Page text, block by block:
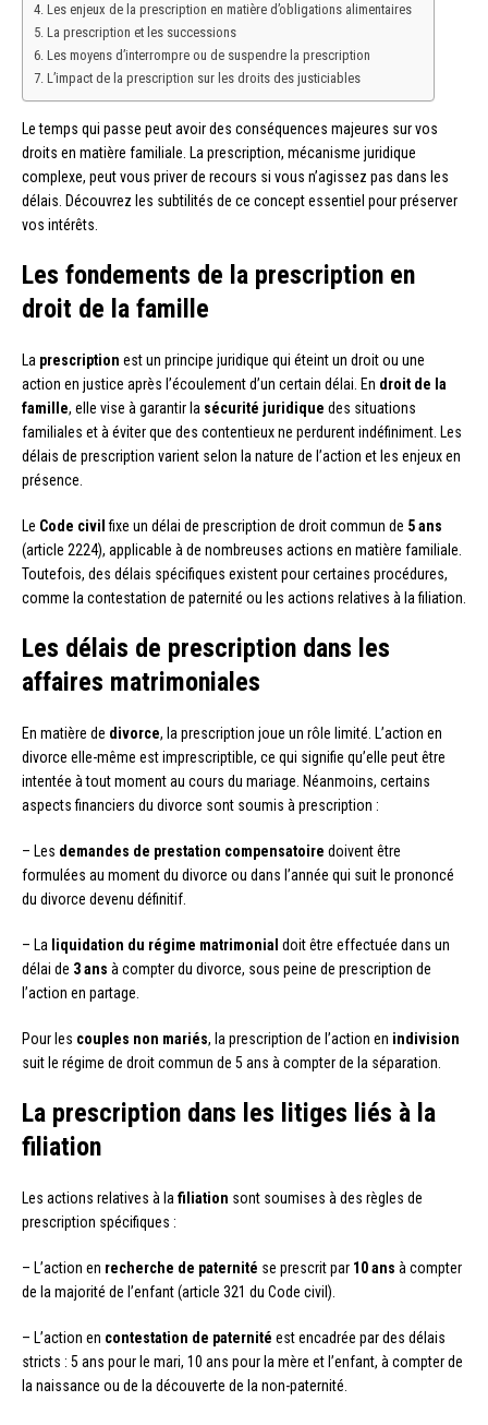
Les enjeux de la prescription en matière d’obligations alimentaires
La prescription et les successions
Les moyens d’interrompre ou de suspendre la prescription
L’impact de la prescription sur les droits des justiciables
Le temps qui passe peut avoir des conséquences majeures sur vos
droits en matière familiale. La prescription, mécanisme juridique
complexe, peut vous priver de recours si vous n’agissez pas dans les
délais. Découvrez les subtilités de ce concept essentiel pour préserver
vos intérêts.
Les fondements de la prescription en
droit de la famille
La prescription est un principe juridique qui éteint un droit ou une
action en justice après l’écoulement d’un certain délai. En droit de la
famille, elle vise à garantir la sécurité juridique des situations
familiales et à éviter que des contentieux ne perdurent indéfiniment. Les
délais de prescription varient selon la nature de l’action et les enjeux en
présence.
Le Code civil fixe un délai de prescription de droit commun de 5 ans
(article 2224), applicable à de nombreuses actions en matière familiale.
Toutefois, des délais spécifiques existent pour certaines procédures,
comme la contestation de paternité ou les actions relatives à la filiation.
Les délais de prescription dans les
affaires matrimoniales
En matière de divorce, la prescription joue un rôle limité. L’action en
divorce elle-même est imprescriptible, ce qui signifie qu’elle peut être
intentée à tout moment au cours du mariage. Néanmoins, certains
aspects financiers du divorce sont soumis à prescription :
– Les demandes de prestation compensatoire doivent être
formulées au moment du divorce ou dans l’année qui suit le prononcé
du divorce devenu définitif.
– La liquidation du régime matrimonial doit être effectuée dans un
délai de 3 ans à compter du divorce, sous peine de prescription de
l’action en partage.
Pour les couples non mariés, la prescription de l’action en indivision
suit le régime de droit commun de 5 ans à compter de la séparation.
La prescription dans les litiges liés à la
filiation
Les actions relatives à lafiliation sont soumises à des règles de
prescription spécifiques :
– L’action en recherche de paternité se prescrit par 10 ans à compter
de la majorité de l’enfant (article 321 du Code civil).
– L’action en contestation de paternité est encadrée par des délais
stricts : 5 ans pour le mari, 10 ans pour la mère et l’enfant, à compter de
la naissance ou de la découverte de la non-paternité.